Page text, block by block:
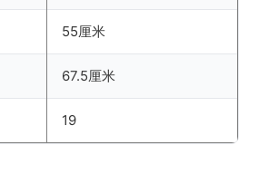
55厘米
67.5厘米
19